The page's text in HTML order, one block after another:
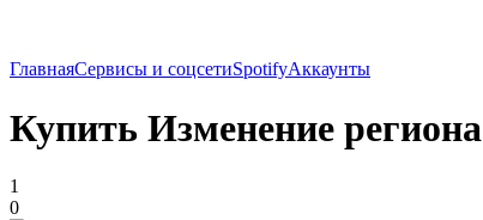
ГлавнаяСервисы и соцсетиSpotifyАккаунты
Купить Изменение
1
0